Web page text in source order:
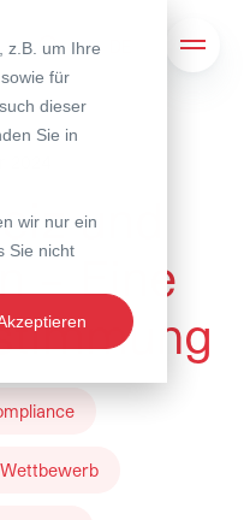
z.B. um Ihre
für
dieser
Sie in
wir nur ein
Sie nicht
Suche
2024
und
– Eine